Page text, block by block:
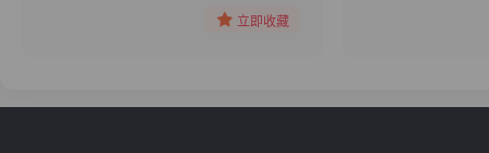
立即收藏